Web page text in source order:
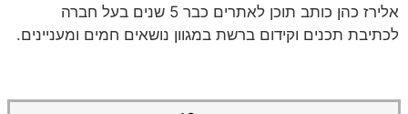
אלירז כהן כותב תוכן לאתרים כבר 5 שנים בעל חברה
לכתיבת תכנים וקידום ברשת במגוון נושאים חמים ומעניינים.